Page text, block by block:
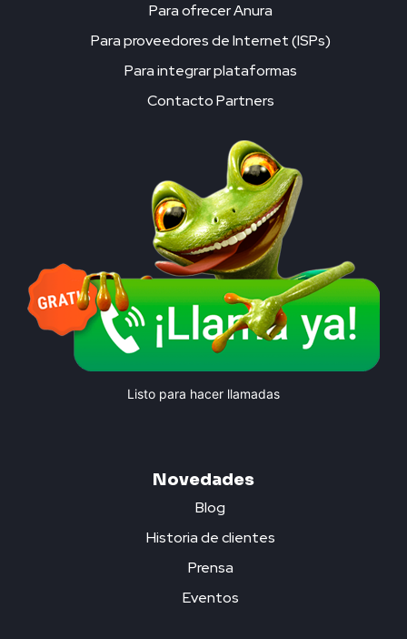
Para ofrecer Anura
Para proveedores de Internet (ISPs)
Para integrar plataformas
Contacto Partners
Listo para hacer llamadas
Novedades
Blog
Historia de clientes
Prensa
Eventos